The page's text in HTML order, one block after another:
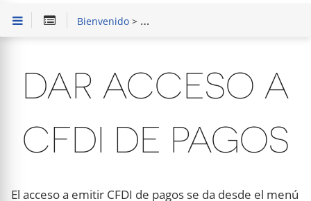
Bienvenido> SAIT Punto de Venta Básico
DAR ACCESO A
CFDI DE PAGOS
El acceso a emitir CFDI de pagos se da desde el menú